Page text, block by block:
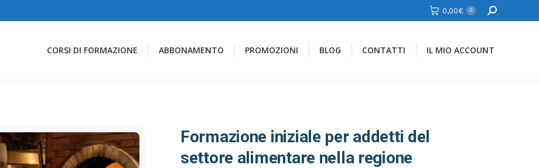
0,00€ 0 Cerca
CORSI DI FORMAZIONE ABBONAMENTO PROMOZIONI BLOG CONTATTI IL MIO ACCOUNT
Formazione iniziale per addetti del
settore alimentare nella regione